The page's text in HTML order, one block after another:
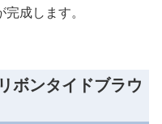
成します。
ボンタイドブラウ